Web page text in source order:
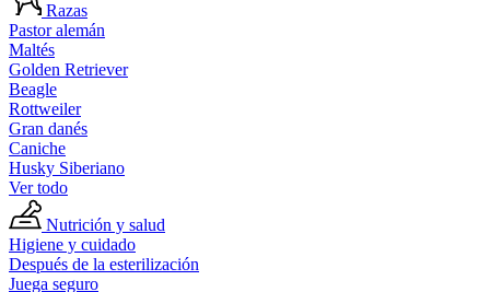
Razas
Pastor alemán
Maltés
Golden Retriever
Beagle
Rottweiler
Gran danés
Caniche
Husky Siberiano
Ver todo
Nutrición y salud
Higiene y cuidado
Después de la esterilización
Juega seguro